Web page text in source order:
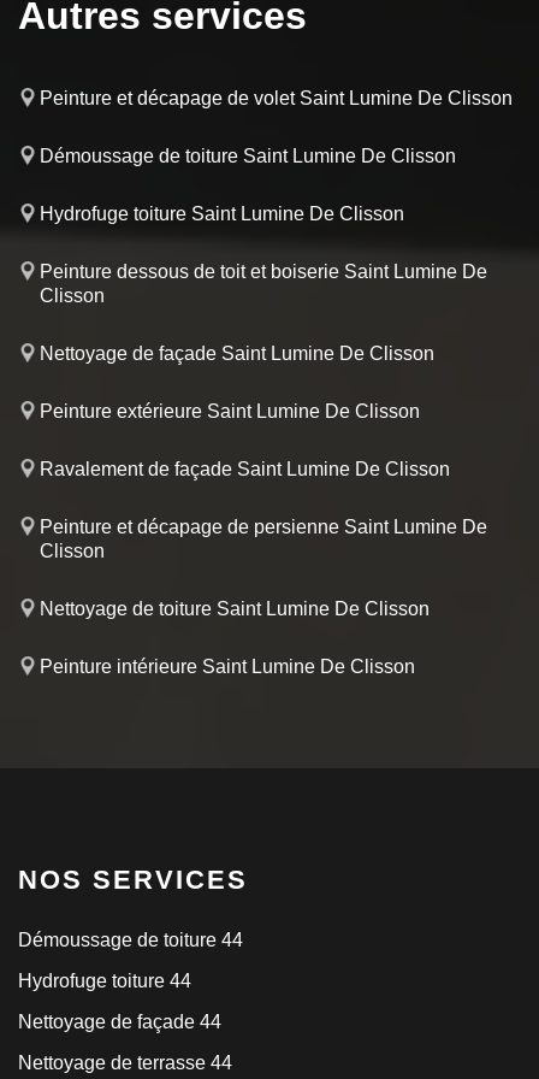
Autres services
Peinture et décapage de volet Saint Lumine De Clisson
Démoussage de toiture Saint Lumine De Clisson
Hydrofuge toiture Saint Lumine De Clisson
Peinture dessous de toit et boiserie Saint Lumine De
Clisson
Nettoyage de façade Saint Lumine De Clisson
Peinture extérieure Saint Lumine De Clisson
Ravalement de façade Saint Lumine De Clisson
Peinture et décapage de persienne Saint Lumine De
Clisson
Nettoyage de toiture Saint Lumine De Clisson
Peinture intérieure Saint Lumine De Clisson
NOS SERVICES
Démoussage de toiture 44
Hydrofuge toiture 44
Nettoyage de façade 44
Nettoyage de terrasse 44